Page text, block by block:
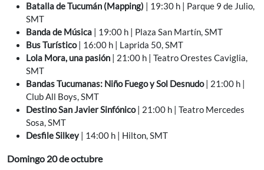
Batalla de Tucumán (Mapping) | 19:30 h | Parque 9 de Julio,
SMT
Banda de Música | 19:00 h | Plaza San Martín, SMT
Bus Turístico| 16:00 h | Laprida 50, SMT
Lola Mora, una pasión | 21:00 h | Teatro Orestes Caviglia,
SMT
Bandas Tucumanas: Niño Fuego y Sol Desnudo| 21:00 h |
Club All Boys, SMT
Destino San Javier Sinfónico| 21:00 h | Teatro Mercedes
Sosa, SMT
Desfile Silkey| 14:00 h | Hilton, SMT
Domingo 20 de octubre